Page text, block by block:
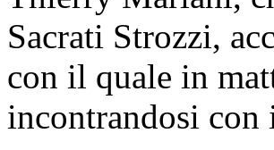
Sacrati Strozzi,
con il quale in
incontrandosi